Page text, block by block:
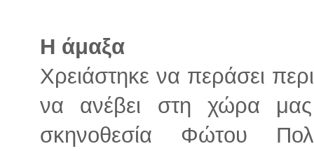
Η άμαξα
Χρειάστηκε να περάσει
να ανέβει στη χώρα
σκηνοθεσία Φώτου